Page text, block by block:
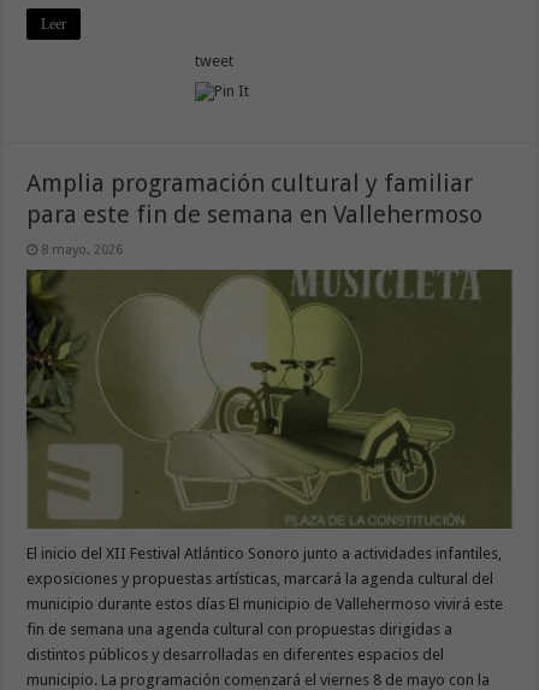
Leer
tweet
Amplia programación cultural y familiar
para este fin de semana en Vallehermoso
8 mayo, 2026
El inicio del XII Festival Atlántico Sonoro junto a actividades infantiles,
exposiciones y propuestas artísticas, marcará la agenda cultural del
municipio durante estos días El municipio de Vallehermoso vivirá este
fin de semana una agenda cultural con propuestas dirigidas a
distintos públicos y desarrolladas en diferentes espacios del
municipio. La programación comenzará el viernes 8 de mayo con la